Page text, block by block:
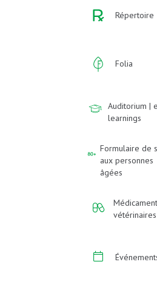
Répertoire
Folia
Auditorium |
learnings
Formulaire de
aux personnes
âgées
vétérinaires